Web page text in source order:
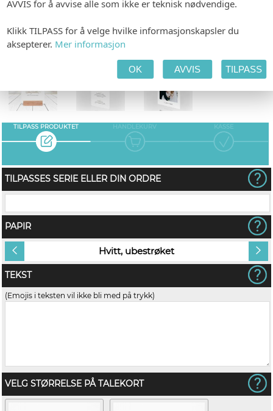
TILPASS PRODUKTET HANDLEKURV KASSE
TILPASSES SERIE ELLER DIN ORDRE
PAPIR
Hvitt, ubestrøket
TEKST
(Emojis i teksten vil ikke bli med på trykk)
VELG STØRRELSE PÅ TALEKORT
AVVIS for å avvise alle som ikke er teknisk nødvendige.
Klikk TILPASS for å velge hvilke informasjonskapsler du
aksepterer. Mer informasjon
OK AVVIS TILPASS